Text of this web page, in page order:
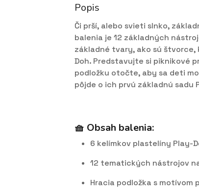
Popis
Či prší, alebo svieti slnko,
balenia je 12 základných
základné tvary, ako sú
Doh. Predstavujte si piknikové
podložku otočte, aby sa deti
pôjde o ich prvú základnú sadu
🧺 Obsah balenia:
6 kelímkov plastelíny Play-
12 tematických nástrojov
Hracia podložka s